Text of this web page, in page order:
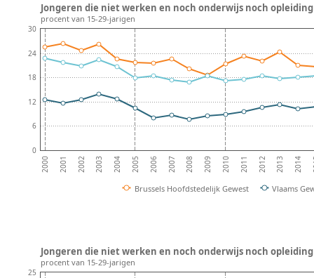
2000 2001 2002 2003 2004 2005 2006 2007 2008 2009 2010 2011 2012 2013 2014
0
6
12
18
24
30
Brussels Hoofdstedelijk Gewest Vlaams
Jongeren die niet werken en noch onderwijs noch
procent van 15-29-jarigen
25
Jongeren die niet werken en noch onderwijs noch
procent van 15-29-jarigen